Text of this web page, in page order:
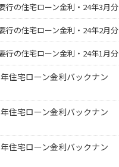
行の住宅ローン金利・24年3月分
行の住宅ローン金利・24年2月分
行の住宅ローン金利・24年1月分
住宅ローン金利バックナン
住宅ローン金利バックナン
住宅ローン金利バックナン